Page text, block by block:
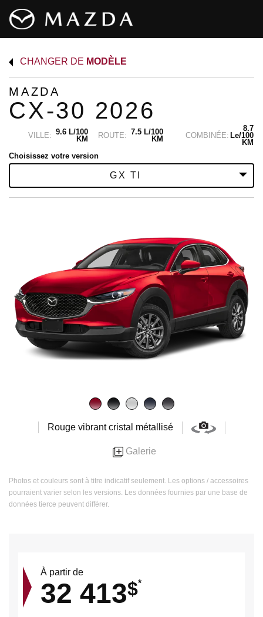
CHANGER DE MODÈLE
MAZDA
CX-30 2026
VILLE: 9.6 L/100
KM
ROUTE: 7.5 L/100
KM
COMBINÉE:
8.7
Le/100
KM
Choisissez votre version
GX TI
Rouge vibrant cristal métallisé
Galerie
Photos et couleurs sont à titre indicatif seulement. Les options / accessoires
pourraient varier selon les versions. Les données fournies par une base de
données tierce peuvent différer.
À partir de
32 413$*